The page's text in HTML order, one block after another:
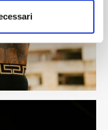
il nostro sito con i
dei dati web,
combinarle
loro o che hanno